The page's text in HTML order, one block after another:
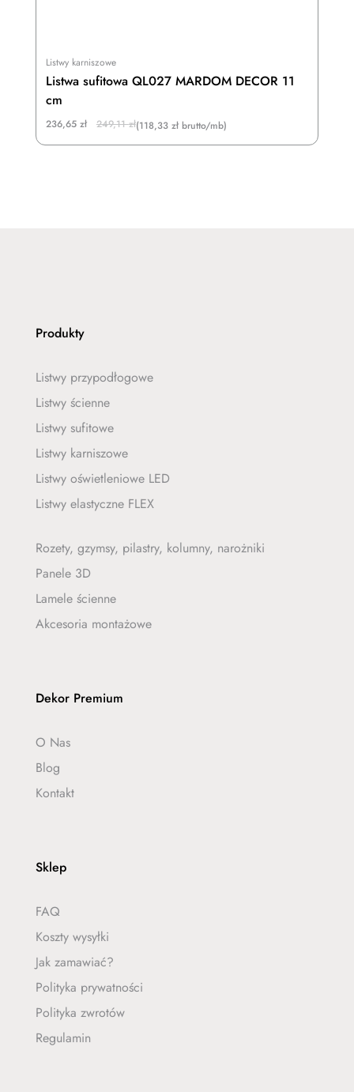
Listwy karniszowe
Listwa sufitowa QL027 MARDOM DECOR 11
cm
249,11zł
Original
236,65 zł
Current
(118,33 zł brutto/mb)
Produkty
Listwy przypodłogowe
Listwy ścienne
Listwy sufitowe
Listwy karniszowe
Listwy oświetleniowe LED
Listwy elastyczne FLEX
Rozety, gzymsy, pilastry, kolumny, narożniki
Panele 3D
Lamele ścienne
Akcesoria montażowe
Dekor Premium
O Nas
Blog
Kontakt
Sklep
FAQ
Koszty wysyłki
Jak zamawiać?
Polityka prywatności
Polityka zwrotów
Regulamin